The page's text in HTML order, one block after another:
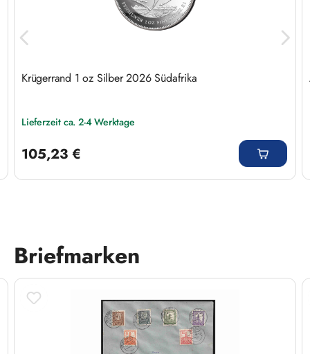
Krügerrand 1 oz Silber 2026 Südafrika
Lieferzeit ca. 2-4 Werktage
105,23 €
Produktgalerie überspringen
Briefmarken